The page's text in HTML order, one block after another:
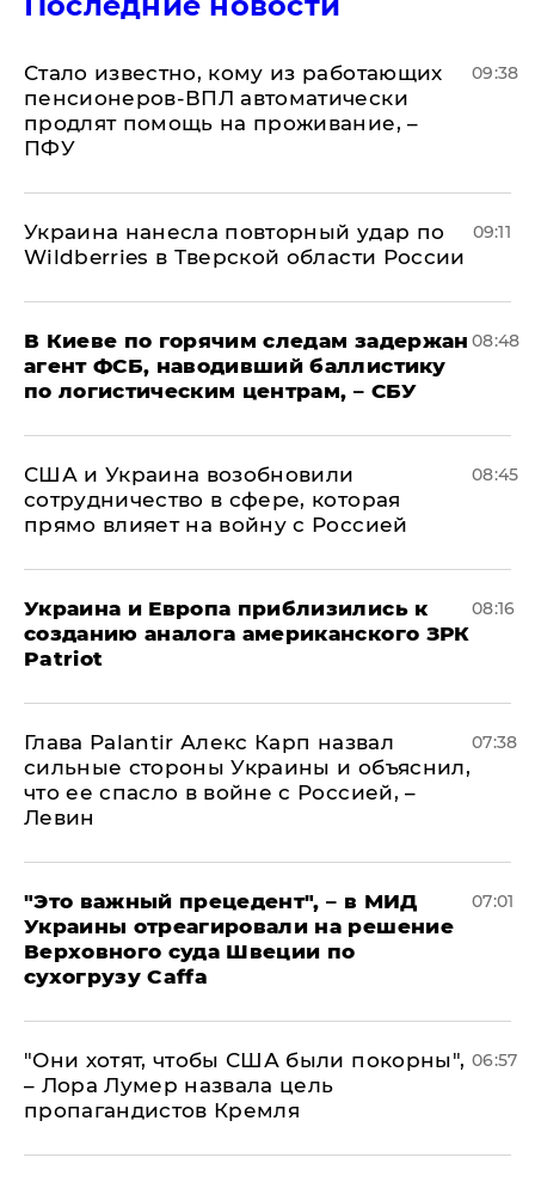
Стало известно, кому из работающих
пенсионеров-ВПЛ автоматически
продлят помощь на проживание, –
ПФУ
09:38
Украина нанесла повторный удар по
Wildberries в Тверской области России
09:11
В Киеве по горячим следам задержан
агент ФСБ, наводивший баллистику
по логистическим центрам, – СБУ
08:48
США и Украина возобновили
сотрудничество в сфере, которая
прямо влияет на войну с Россией
08:45
Украина и Европа приблизились к
созданию аналога американского ЗРК
Patriot
08:16
Глава Palantir Алекс Карп назвал
сильные стороны Украины и объяснил,
что ее спасло в войне с Россией, –
Левин
07:38
"Это важный прецедент", – в МИД
Украины отреагировали на решение
Верховного суда Швеции по
сухогрузу Caffa
07:01
"Они хотят, чтобы США были покорны",
– Лора Лумер назвала цель
пропагандистов Кремля
06:57